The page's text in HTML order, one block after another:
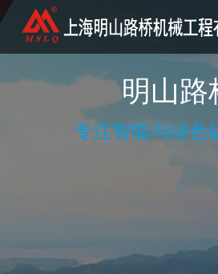
明山路
专注智能与绿色